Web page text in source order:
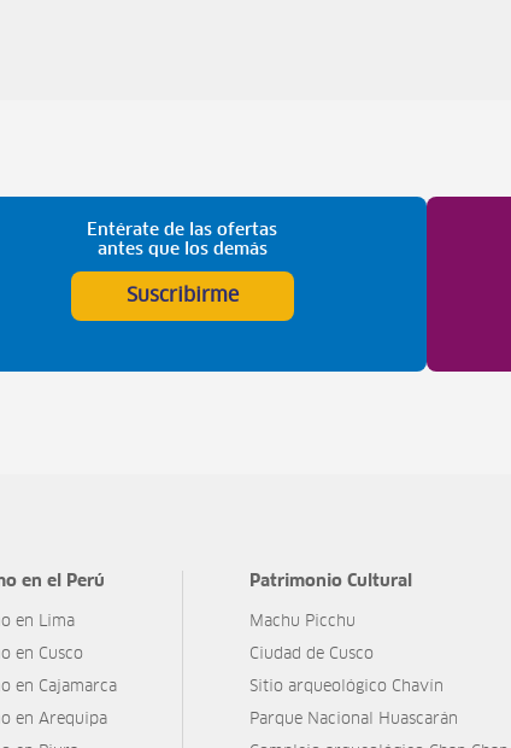
Entérate de las ofertas
antes que los demás
Suscribirme
en el Perú
en Lima
en Cusco
en Cajamarca
en Arequipa
Patrimonio Cultural
Machu Picchu
Ciudad de Cusco
Sitio arqueológico Chavín
Parque Nacional Huascarán